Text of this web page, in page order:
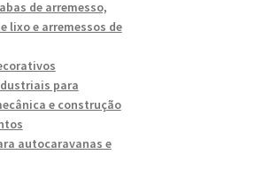
de arremesso,
lixo e arremessos de
para
e construção
autocaravanas e